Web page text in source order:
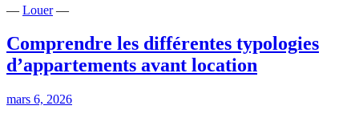
comprendre
les
solutions
— Louer—
Comprendre les différentes typologies
d’appartements avant location
mars 6, 2026